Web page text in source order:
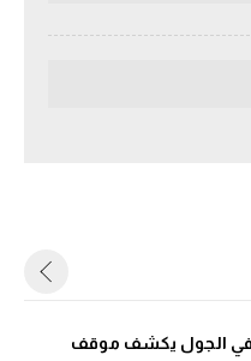
في الجول يكشف موقف